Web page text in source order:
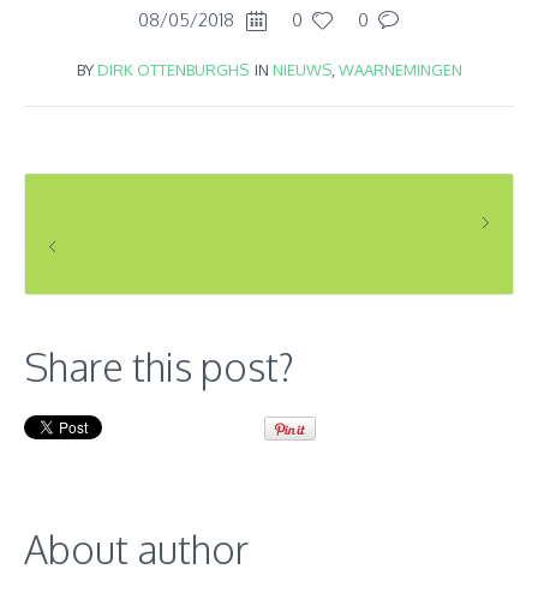
08/05/2018 0 0
BYDIRK OTTENBURGHS IN NIEUWS,WAARNEMINGEN
Share this post?
About author